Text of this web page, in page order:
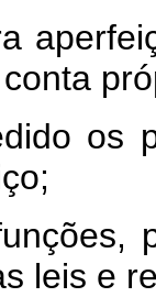
os
leis e